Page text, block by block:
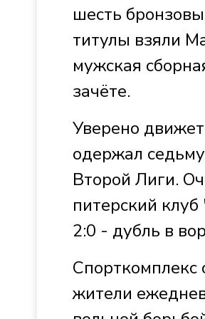
шесть
титулы взяли
мужская
зачёте.
Уверено
одержал
Второй Лиги.
питерский
2:0 - дубль в
Спорткомплекс
жители